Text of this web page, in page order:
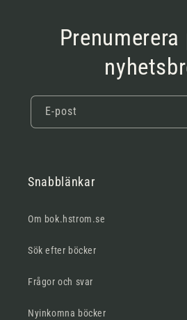
E-post
Snabblänkar
Om bok.hstrom.se
Sök efter böcker
Frågor och svar
Nyinkomna böcker